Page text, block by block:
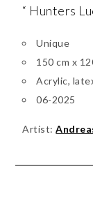
“ Hunters
Unique
150 cm x
Acrylic,
06-2025
Artist: